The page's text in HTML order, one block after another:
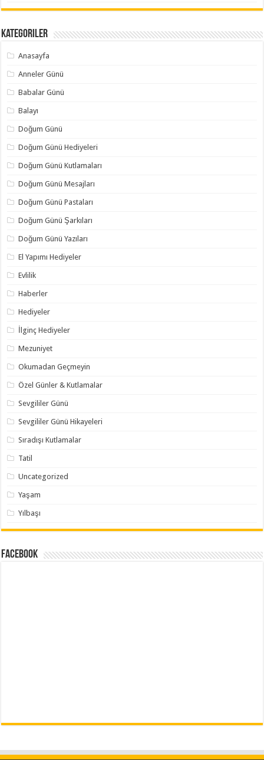
Kategoriler
Anasayfa
Anneler Günü
Babalar Günü
Balayı
Doğum Günü
Doğum Günü Hediyeleri
Doğum Günü Kutlamaları
Doğum Günü Mesajları
Doğum Günü Pastaları
Doğum Günü Şarkıları
Doğum Günü Yazıları
El Yapımı Hediyeler
Evlilik
Haberler
Hediyeler
İlginç Hediyeler
Mezuniyet
Okumadan Geçmeyin
Özel Günler & Kutlamalar
Sevgililer Günü
Sevgililer Günü Hikayeleri
Sıradışı Kutlamalar
Tatil
Uncategorized
Yaşam
Yılbaşı
Facebook